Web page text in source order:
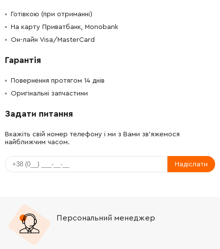
Готівкою (при отриманні)
На карту Приватбанк, Monobank
Он-лайн Visa/MasterCard
Гарантія
Повернення протягом 14 днів
Оригінальні запчастини
Задати питання
Вкажіть свій номер телефону і ми з Вами зв'яжемося
найближчим часом.
Надіслати
Персональний менеджер